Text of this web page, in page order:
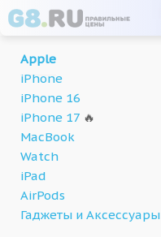
Apple
iPhone
iPhone 16
iPhone 17 🔥
MacBook
Watch
iPad
AirPods
Гаджеты и Аксессуары